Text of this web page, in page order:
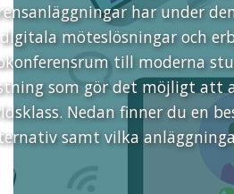
har under
digitala möteslösningar och
till moderna
som gör det möjligt att
Nedan finner du en
samt vilka